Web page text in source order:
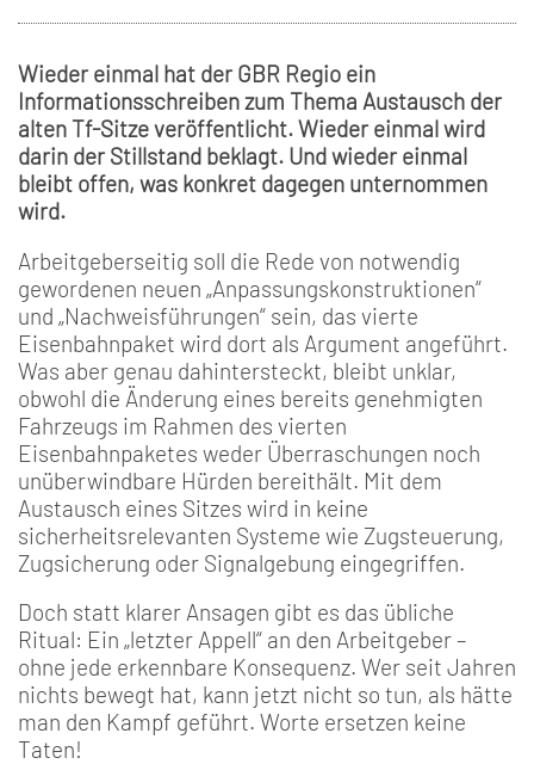
Wieder einmal hat der GBR Regio ein
Informationsschreiben zum Thema Austausch der
alten Tf-Sitze veröffentlicht. Wieder einmal wird
darin der Stillstand beklagt. Und wieder einmal
bleibt offen, was konkret dagegen unternommen
wird.
Arbeitgeberseitig soll die Rede von notwendig
gewordenen neuen „Anpassungskonstruktionen“
und „Nachweisführungen“ sein, das vierte
Eisenbahnpaket wird dort als Argument angeführt.
Was aber genau dahintersteckt, bleibt unklar,
obwohl die Änderung eines bereits genehmigten
Fahrzeugs im Rahmen des vierten
Eisenbahnpaketes weder Überraschungen noch
unüberwindbare Hürden bereithält. Mit dem
Austausch eines Sitzes wird in keine
sicherheitsrelevanten Systeme wie Zugsteuerung,
Zugsicherung oder Signalgebung eingegriffen.
Doch statt klarer Ansagen gibt es das übliche
Ritual: Ein „letzter Appell“ an den Arbeitgeber –
ohne jede erkennbare Konsequenz. Wer seit Jahren
nichts bewegt hat, kann jetzt nicht so tun, als hätte
man den Kampf geführt. Worte ersetzen keine
Taten!